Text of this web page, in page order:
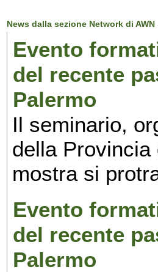
News dalla sezione Network di AWN
Evento
del recente
Palermo
Il seminario,
della
mostra si
Evento
del recente
Palermo